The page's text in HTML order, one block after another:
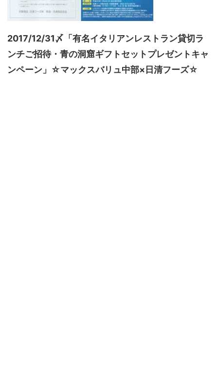
2017/12/31〆「有名イタリアンレストラン貸切ラ
ンチご招待・青の洞窟ギフトセットプレゼントキャ
ンペーン」☆マックスバリュ中部×日清フーズ☆